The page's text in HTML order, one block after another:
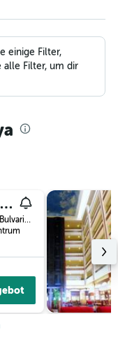
einige Filter,
alle Filter, um dir
Long Beach Resort & Spa
Türkler mh. Akdeniz Bulvari No:26, Alanya, Türkei